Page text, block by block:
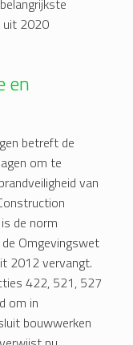
uit 2020
en
betreft de
om te
van
de norm
Omgevingswet
2012 vervangt.
422, 521, 527
om in
bouwwerken